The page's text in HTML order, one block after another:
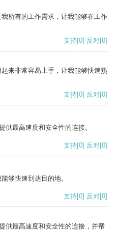
所有的工作需求，让我能够在工作
支持[0] 反对[0]
来非常容易上手，让我能够快速熟
支持[0] 反对[0]
供最高速度和安全性的连接。
支持[0] 反对[0]
够快速到达目的地。
支持[0] 反对[0]
供最高速度和安全性的连接，并帮